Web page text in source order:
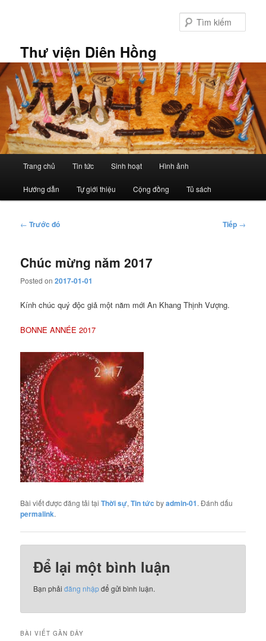
Thư viện Diên Hồng
kiếm
Trang chủ Tin tức Sinh hoạt Hình ảnh
Hướng dẫn Tự giới thiệu Cộng đồng Tủ sách
Điều
viết
← Trước đó Tiếp →
Chúc mừng năm 2017
Posted on2017-01-01
Kính chúc quý độc giả một năm mới An Khang Thịnh Vượng.
BONNE ANNÉE 2017
Bài viết được đăng tải tạiThời sự,Tin tức byadmin-01. Đánh dấu
permalink.
Để lại một bình luận
Bạn phảiđăng nhậpđể gửi bình luận.
BÀI VIẾT GẦN ĐÂY